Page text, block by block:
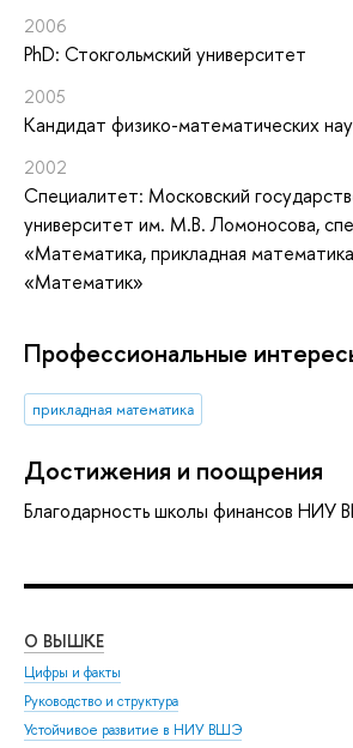
2006
PhD: Стокгольмский университет
2005
Кандидат физико-математических
2002
Специалитет: Московский
университет им. М.В. Ломоносова,
«Математика, прикладная
«Математик»
Профессиональные
прикладная математика
Достижения и поощрения
Благодарность школы финансов НИУ
О ВЫШКЕ
Цифры и факты
Руководство и структура
Устойчивое развитие в НИУ ВШЭ